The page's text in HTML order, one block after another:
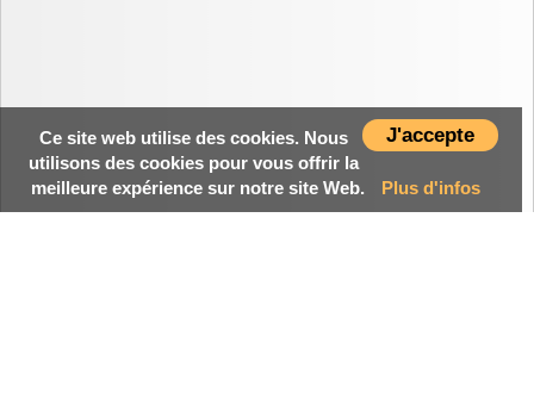
J'accepte
Ce site web utilise des cookies. Nous
utilisons des cookies pour vous offrir la
meilleure expérience sur notre site Web.
Plus d'infos